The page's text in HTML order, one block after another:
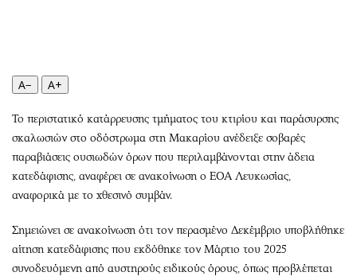
Παράξενα
Πολιτισμός
Σινεμά
Θέατρο-Χορός
Μουσική
Εικαστικά
Χειρόγραφα
Wine routes
Podcasts
Uncut
Επιστολές
A− A+
Το περιστατικό κατάρρευσης τμήματος του κτιρίου και παράσυρσης
σκαλωσιών στο οδόστρωμα στη Μακαρίου ανέδειξε σοβαρές
παραβιάσεις ουσιωδών όρων που περιλαμβάνονται στην άδεια
κατεδάφισης, αναφέρει σε ανακοίνωση ο ΕΟΑ Λευκωσίας,
αναφορικά με το χθεσινό συμβάν.
Σημειώνει σε ανακοίνωση ότι τον περασμένο Δεκέμβριο υποβλήθηκε
αίτηση κατεδάφισης που εκδόθηκε τον Μάρτιο του 2025
συνοδευόμενη από αυστηρούς ειδικούς όρους, όπως προβλέπεται